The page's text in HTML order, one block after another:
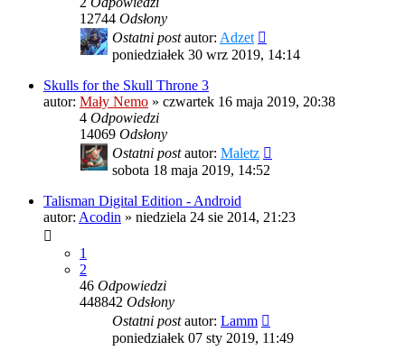
12744 Odsłony
Ostatni postautor: Adzet
poniedziałek 30 wrz 2019, 14:14
Skulls for the Skull Throne 3
autor: Mały Nemo » czwartek 16 maja 2019, 20:38
4 Odpowiedzi
14069 Odsłony
Ostatni postautor: Maletz
sobota 18 maja 2019, 14:52
Talisman Digital Edition - Android
autor: Acodin » niedziela 24 sie 2014, 21:23
1
2
46 Odpowiedzi
448842 Odsłony
Ostatni postautor: Lamm
poniedziałek 07 sty 2019, 11:49